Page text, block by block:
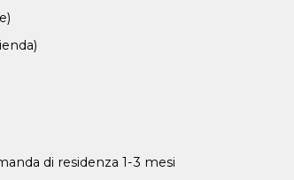
di residenza 1-3 mesi